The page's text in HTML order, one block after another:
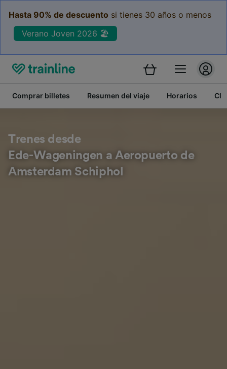
Hasta 90% de descuento si tienes 30 años o menos
Verano Joven 2026 🏖️
Comprar billetes Resumen del viaje Horarios
Trenes desde
Ede-Wageningen a Aeropuerto de
Amsterdam Schiphol